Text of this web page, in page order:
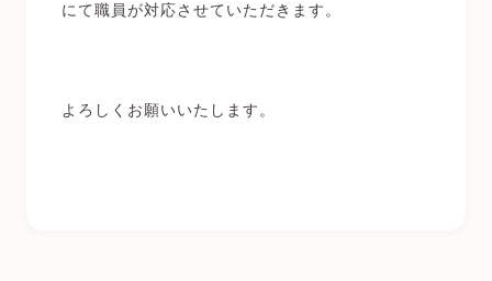
にて職員が対応させていただきます。
よろしくお願いいたします。